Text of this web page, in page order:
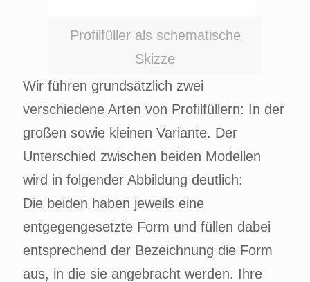
Profilfüller als schematische
Skizze
Wir führen grundsätzlich zwei
verschiedene Arten von Profilfüllern: In der
großen sowie kleinen Variante. Der
Unterschied zwischen beiden Modellen
wird in folgender Abbildung deutlich:
Die beiden haben jeweils eine
entgegengesetzte Form und füllen dabei
entsprechend der Bezeichnung die Form
aus, in die sie angebracht werden. Ihre